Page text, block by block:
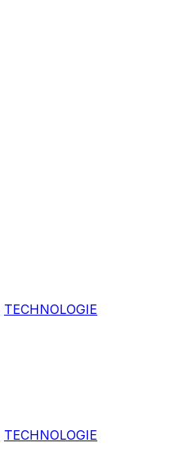
TECHNOLOGIE
TECHNOLOGIE